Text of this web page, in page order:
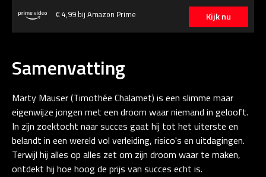
Kijk nu
€ 4,99 bij Amazon Prime
Samenvatting
Marty Mauser (Timothée Chalamet) is een slimme maar
eigenwijze jongen met een droom waar niemand in gelooft.
In zijn zoektocht naar succes gaat hij tot het uiterste en
belandt in een wereld vol verleiding, risico's en uitdagingen.
Terwijl hij alles op alles zet om zijn droom waar te maken,
ontdekt hij hoe hoog de prijs van succes echt is.